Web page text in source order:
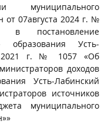
муниципального
от 07августа 2024 г. №
в постановление
образования Усть-
2021 г. № 1057 «Об
доходов
Усть-Лабинский
источников
муниципального